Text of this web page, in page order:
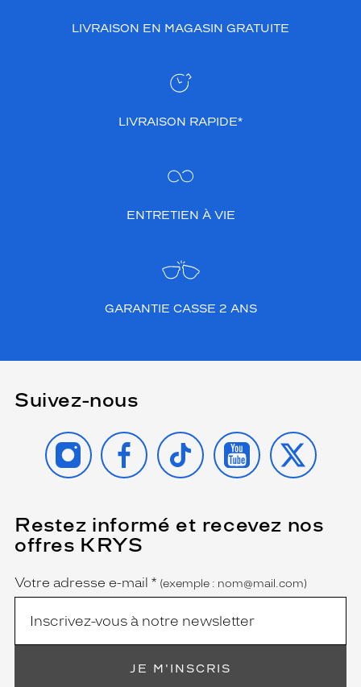
LIVRAISON EN MAGASIN GRATUITE
LIVRAISON RAPIDE*
ENTRETIEN À VIE
GARANTIE CASSE 2 ANS
Suivez-nous
INSTAGRAMFACEBOOK
TIKTOK YOUTUBE
X
Restez informé et recevez nos
offres KRYS
Name
Votre adresse e-mail *
(Ce
champ
est
(exemple : nom@mail.com)
JE M'INSCRIS